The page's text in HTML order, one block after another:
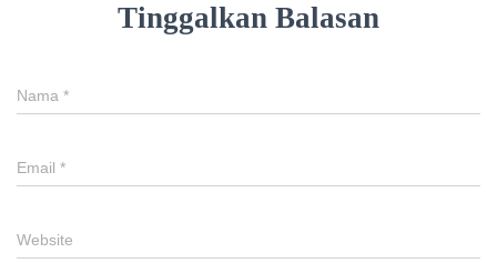
Tinggalkan Balasan
Nama *
Email *
Website